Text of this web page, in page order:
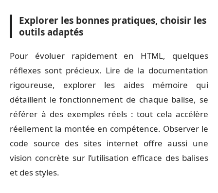
Explorer les bonnes pratiques, choisir les
outils adaptés
Pour évoluer rapidement en HTML, quelques
réflexes sont précieux. Lire de la documentation
rigoureuse, explorer les aides mémoire qui
détaillent le fonctionnement de chaque balise, se
référer à des exemples réels : tout cela accélère
réellement la montée en compétence. Observer le
code source des sites internet offre aussi une
vision concrète sur l’utilisation efficace des balises
et des styles.